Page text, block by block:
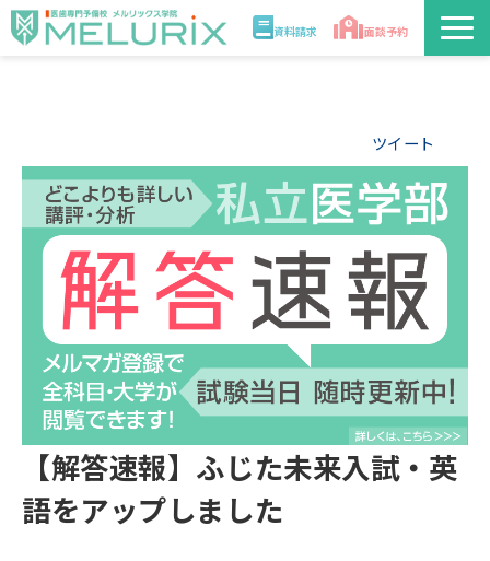
資料請求 面談予約
入学案内
合格実績・合格体験記
医学部解答速報2026
ツイート
【解答速報】ふじた未来入試・英
語をアップしました